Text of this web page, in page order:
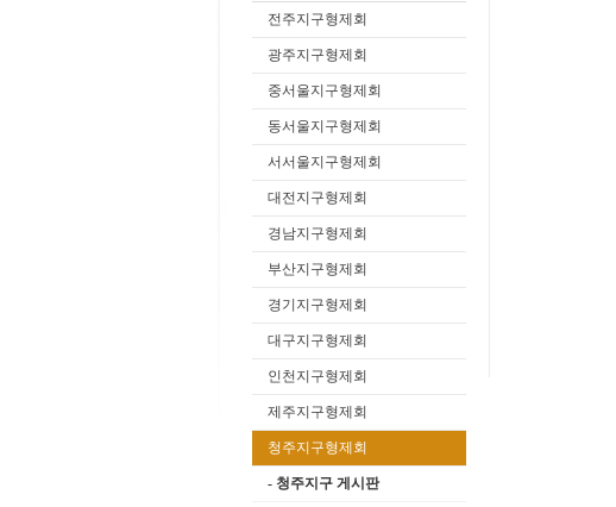
전주지구형제회
광주지구형제회
중서울지구형제회
동서울지구형제회
서서울지구형제회
대전지구형제회
경남지구형제회
부산지구형제회
경기지구형제회
대구지구형제회
인천지구형제회
제주지구형제회
청주지구형제회
- 청주지구 게시판